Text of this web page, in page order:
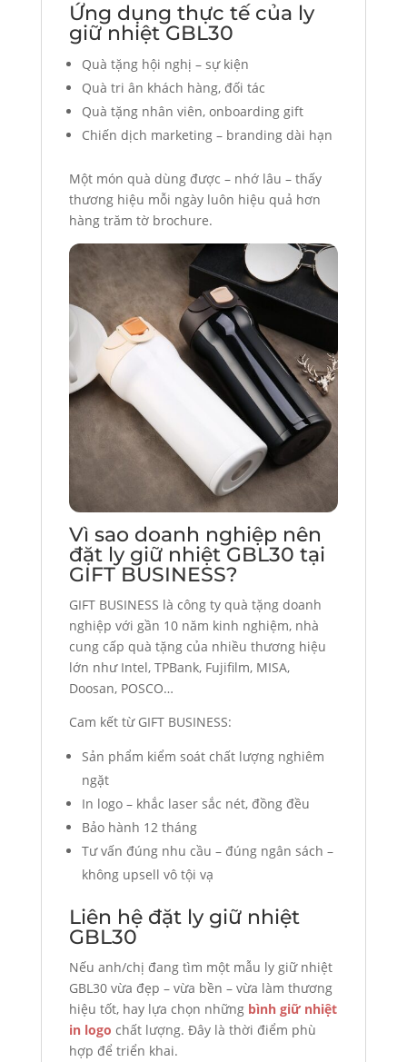
Ứng dụng thực tế của ly
giữ nhiệt GBL30
Quà tặng hội nghị – sự kiện
Quà tri ân khách hàng, đối tác
Quà tặng nhân viên, onboarding gift
Chiến dịch marketing – branding dài hạn
Một món quà dùng được – nhớ lâu – thấy
thương hiệu mỗi ngày luôn hiệu quả hơn
hàng trăm tờ brochure.
Vì sao doanh nghiệp nên
đặt ly giữ nhiệt GBL30 tại
GIFT BUSINESS?
GIFT BUSINESS là công ty quà tặng doanh
nghiệp với gần 10 năm kinh nghiệm, nhà
cung cấp quà tặng của nhiều thương hiệu
lớn như Intel, TPBank, Fujifilm, MISA,
Doosan, POSCO…
Cam kết từ GIFT BUSINESS:
Sản phẩm kiểm soát chất lượng nghiêm
ngặt
In logo – khắc laser sắc nét, đồng đều
Bảo hành 12 tháng
Tư vấn đúng nhu cầu – đúng ngân sách –
không upsell vô tội vạ
Liên hệ đặt ly giữ nhiệt
GBL30
Nếu anh/chị đang tìm một mẫu ly giữ nhiệt
GBL30 vừa đẹp – vừa bền – vừa làm thương
hiệu tốt, hay lựa chọn những bình giữ nhiệt
in logo chất lượng. Đây là thời điểm phù
hợp để triển khai.